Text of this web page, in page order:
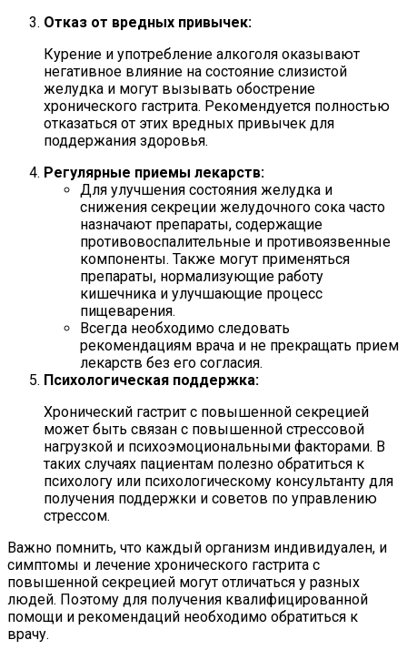
Отказ от вредных привычек:
Курение и употребление алкоголя оказывают
негативное влияние на состояние слизистой
желудка и могут вызывать обострение
хронического гастрита. Рекомендуется полностью
отказаться от этих вредных привычек для
поддержания здоровья.
Регулярные приемы лекарств:
Для улучшения состояния желудка и
снижения секреции желудочного сока часто
назначают препараты, содержащие
противовоспалительные и противоязвенные
компоненты. Также могут применяться
препараты, нормализующие работу
кишечника и улучшающие процесс
пищеварения.
Всегда необходимо следовать
рекомендациям врача и не прекращать прием
лекарств без его согласия.
Психологическая поддержка:
Хронический гастрит с повышенной секрецией
может быть связан с повышенной стрессовой
нагрузкой и психоэмоциональными факторами. В
таких случаях пациентам полезно обратиться к
психологу или психологическому консультанту для
получения поддержки и советов по управлению
стрессом.
Важно помнить, что каждый организм индивидуален, и
симптомы и лечение хронического гастрита с
повышенной секрецией могут отличаться у разных
людей. Поэтому для получения квалифицированной
помощи и рекомендаций необходимо обратиться к
врачу.